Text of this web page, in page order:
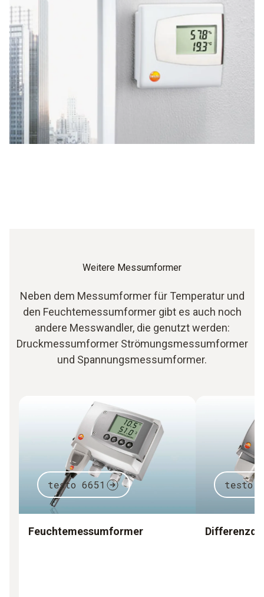
Alarmsystem
Zusätzliche Messungen, wie Feuchte
Weitere Messumformer
Neben dem Messumformer für Temperatur und
den Feuchtemessumformer gibt es auch noch
andere Messwandler, die genutzt werden:
Druckmessumformer Strömungsmessumformer
und Spannungsmessumformer.
testo 6651
Feuchtemessumformer
testo